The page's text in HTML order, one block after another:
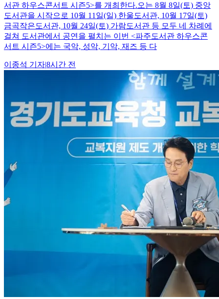
서관 하우스콘서트 시즌5>를 개최한다.오는 8월 8일(토) 중앙
도서관을 시작으로 10월 11일(일) 한울도서관, 10월 17일(토)
금곡작은도서관, 10월 24일(토) 가람도서관 등 모두 네 차례에
걸쳐 도서관에서 공연을 펼치는 이번 <파주도서관 하우스콘
서트 시즌5>에는 국악, 성악, 기악, 재즈 등 다
이종석 기자|8시간 전